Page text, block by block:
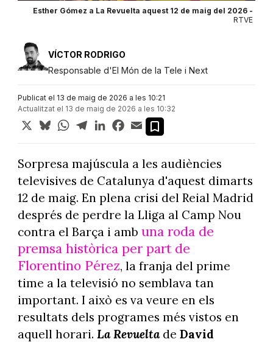
Esther Gómez a La Revuelta aquest 12 de maig del 2026 -
RTVE
VÍCTOR RODRIGO
Responsable d'El Món de la Tele i Next
Publicat el 13 de maig de 2026 a les 10:21
Actualitzat el 13 de maig de 2026 a les 10:32
X BlueskyWhatsApp
TelegramLinkedInFacebook
Email
Sorpresa majúscula a les audiències
televisives de Catalunya d'aquest dimarts
12 de maig. En plena crisi del Reial Madrid
després de perdre la Lliga al Camp Nou
contra el Barça i amb una roda de
premsa històrica per part de
Florentino Pérez, la franja del prime
time a la televisió no semblava tan
important. I això es va veure en els
resultats dels programes més vistos en
aquell horari. La Revuelta de David